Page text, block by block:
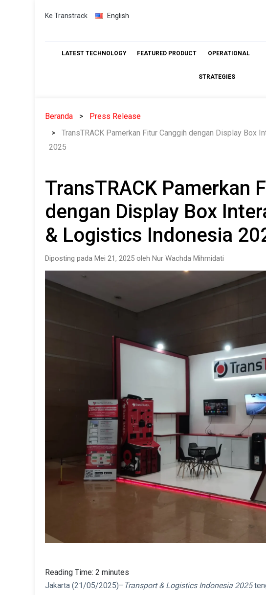
Skip
Ke Transtrack English
LATEST TECHNOLOGY FEATURED PRODUCT OPERATIONAL
STRATEGIES
Beranda
Press Release
TransTRACK Pamerkan Fitur Canggih dengan Display
2025
TransTRACK Pamerkan
dengan Display Box
& Logistics Indonesia
Diposting pada Mei 21, 2025 oleh Nur Wachda Mihmidati
Reading Time: 2 minutes
Jakarta (21/05/2025)– Transport & Logistics Indonesia 2025